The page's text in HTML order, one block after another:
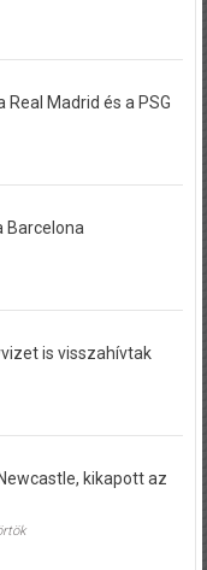
Real Madrid és a PSG
Barcelona
is visszahívtak
kikapott az